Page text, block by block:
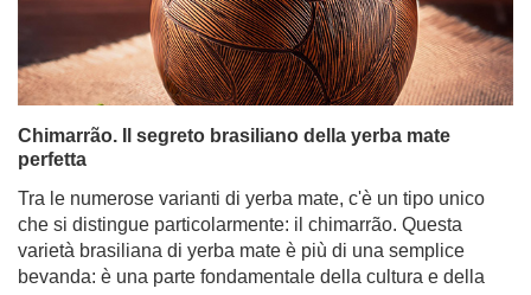
Tra le numerose varianti di yerba mate, c'è un tipo unico
che si distingue particolarmente: il chimarrão. Questa
varietà brasiliana di yerba mate è più di una semplice
bevanda: è una parte fondamentale della cultura e della
un numero crescente di appassionati di mate in tutto il
mondo. Nel post di oggi, facciamo un viaggio nel
soleggiato Brasile! Vi spiegheremo cos'è il chimarrão,
come si beve, cosa lo rende speciale, come si prepara e
come celebrare al meglio questo straordinario rituale.
Per saperne di più